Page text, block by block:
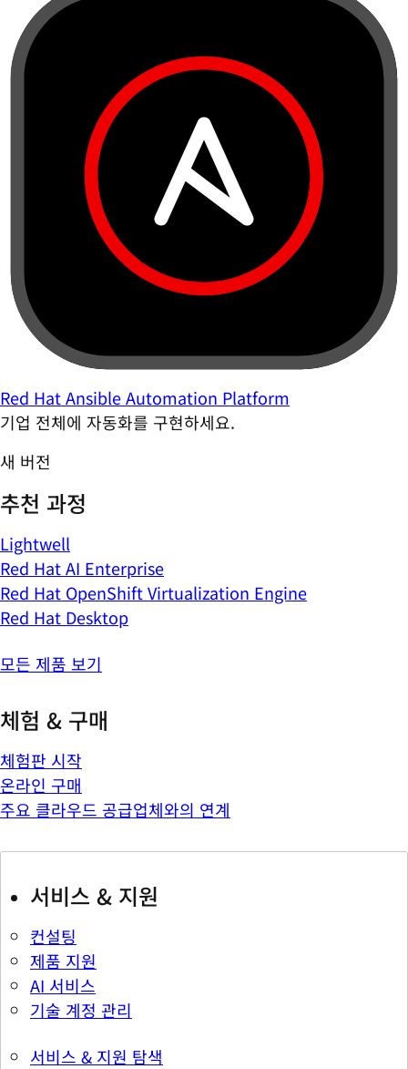
Red Hat Ansible Automation Platform
기업 전체에 자동화를 구현하세요.
새 버전
추천 과정
Lightwell
Red Hat AI Enterprise
Red Hat OpenShift Virtualization Engine
Red Hat Desktop
모든 제품 보기
체험 & 구매
체험판 시작
온라인 구매
주요 클라우드 공급업체와의 연계
서비스 & 지원
컨설팅
제품 지원
AI 서비스
기술 계정 관리
서비스 & 지원 탐색